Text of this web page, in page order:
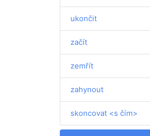
ukončit
začít
zemřít
zahynout
skoncovat <s čím>